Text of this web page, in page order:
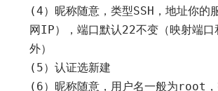
(4）昵称随意，类型SSH ，地址你的
网 IP），端口默认22不变（映射端口
外）
( 5）认证选新建
( 6）昵称随意，用户名一般为root